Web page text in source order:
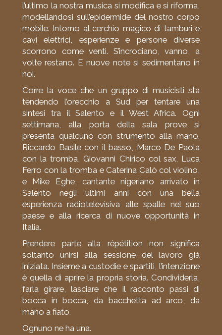
l’ultimo la nostra musica si modifica e si riforma,
modellandosi sull’epidermide del nostro corpo
mobile. Intorno al cerchio magico di tamburi e
cavi elettrici, esperienze e persone diverse
scorrono come venti. S’incrociano, vanno, a
volte restano. E nuove note si sedimentano in
noi.
Corre la voce che un gruppo di musicisti sta
tendendo l’orecchio a Sud per tentare una
sintesi tra il Salento e il West Africa. Ogni
settimana, alla porta della sala prove si
presenta qualcuno con strumento alla mano.
Riccardo Basile con il basso, Marco De Paola
con la tromba, Giovanni Chirico col sax, Luca
Ferro con la tromba e Caterina Calò col violino,
e Mike Eghe, cantante nigeriano arrivato in
Salento negli ultimi anni con una bella
esperienza radiotelevisiva alle spalle nel suo
paese e alla ricerca di nuove opportunità in
Italia.
Prendere parte alla répétition non significa
soltanto unirsi alla sessione del lavoro già
iniziata. Insieme a custodie e spartiti, l’intenzione
è quella di aprire la propria storia. Condividerla,
farla girare, lasciare che il racconto passi di
bocca in bocca, da bacchetta ad arco, da
mano a fiato.
Ognuno ne ha una.